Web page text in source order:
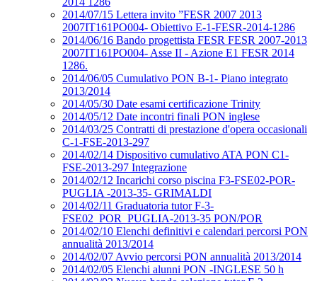
2014/07/15 Lettera invito ”FESR 2007 2013
2007IT161PO004- Obiettivo E-1-FESR-2014-1286
2014/06/16 Bando progettista FESR FESR 2007-2013
2007IT161PO004- Asse II - Azione E1 FESR 2014
1286.
2014/06/05 Cumulativo PON B-1- Piano integrato
2013/2014
2014/05/30 Date esami certificazione Trinity
2014/05/12 Date incontri finali PON inglese
2014/03/25 Contratti di prestazione d'opera occasionali
C-1-FSE-2013-297
2014/02/14 Dispositivo cumulativo ATA PON C1-
FSE-2013-297 Integrazione
2014/02/12 Incarichi corso piscina F3-FSE02-POR-
PUGLIA -2013-35- GRIMALDI
2014/02/11 Graduatoria tutor F-3-
FSE02_POR_PUGLIA-2013-35 PON/POR
2014/02/10 Elenchi definitivi e calendari percorsi PON
annualità 2013/2014
2014/02/07 Avvio percorsi PON annualità 2013/2014
2014/02/05 Elenchi alunni PON -INGLESE 50 h